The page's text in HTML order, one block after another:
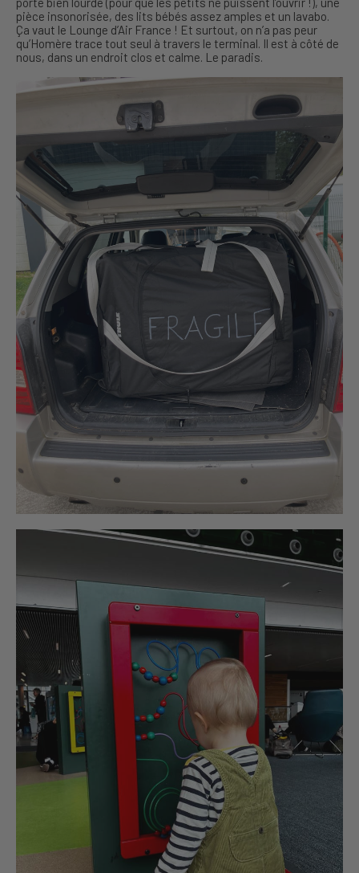
pièce insonorisée, des lits bébés assez amples et un lavabo.
Ça vaut le Lounge d’Air France ! Et surtout, on n’a pas peur
qu’Homère trace tout seul à travers le terminal. Il est à côté de
nous, dans un endroit clos et calme. Le paradis.